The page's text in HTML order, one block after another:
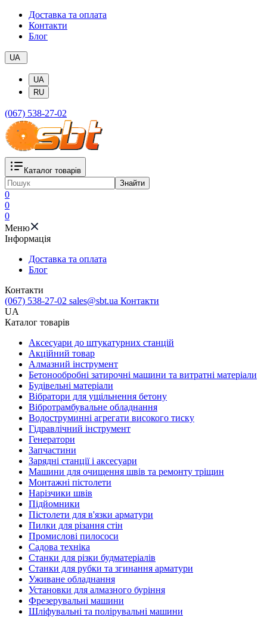
Доставка та оплата
Контакти
Блог
UA
UA
RU
(067) 538-27-02
Каталог товарів
Знайти
0
0
0
Меню
Iнформація
Доставка та оплата
Блог
Контакти
(067) 538-27-02 sales@sbt.ua Контакти
UA
Каталог товарів
Аксесуари до штукатурних станцій
Акційний товар
Алмазний інструмент
Бетонообробні затирочні машини та витратні матеріали
Будівельні матеріали
Вібратори для ущільнення бетону
Вібротрамбувальне обладнання
Водоструминні агрегати високого тиску
Гідравлічний інструмент
Генератори
Запчастини
Зарядні станції і аксесуари
Машини для очищення швів та ремонту тріщин
Монтажні пістолети
Нарізчики швів
Підйомники
Пістолети для в'язки арматури
Пилки для різання стін
Промислові пилососи
Садова техніка
Станки для різки будматеріалів
Станки для рубки та згинання арматури
Уживане обладнання
Установки для алмазного буріння
Фрезерувальні машини
Шліфувальні та полірувальні машини